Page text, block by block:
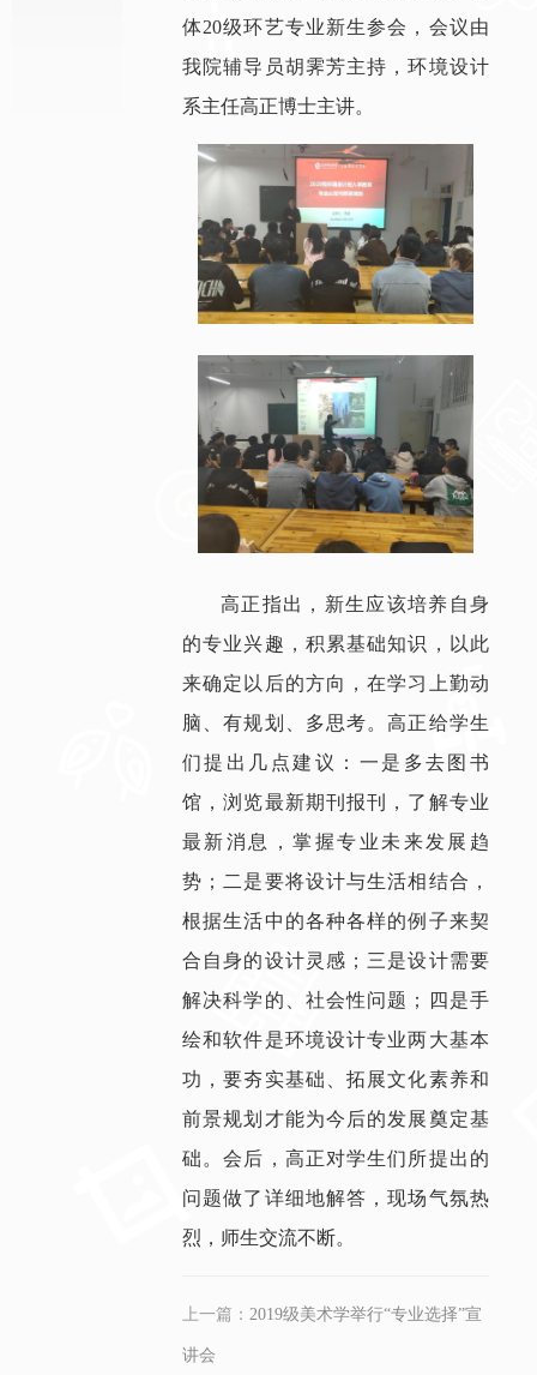
体20级环艺专业新生参会，会议由
我院辅导员胡霁芳主持，环境设计
系主任高正博士主讲。
高正指出，新生应该培养自身
的专业兴趣，积累基础知识，以此
来确定以后的方向，在学习上勤动
脑、有规划、多思考。高正给学生
们提出几点建议：一是多去图书
馆，浏览最新期刊报刊，了解专业
最新消息，掌握专业未来发展趋
势；二是要将设计与生活相结合，
根据生活中的各种各样的例子来契
合自身的设计灵感；三是设计需要
解决科学的、社会性问题；四是手
绘和软件是环境设计专业两大基本
功，要夯实基础、拓展文化素养和
前景规划才能为今后的发展奠定基
础。会后，高正对学生们所提出的
问题做了详细地解答，现场气氛热
烈，师生交流不断。
上一篇： 2019级美术学举行“专业选择”宣
讲会